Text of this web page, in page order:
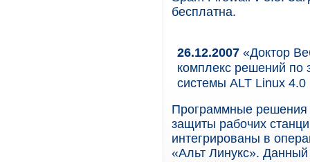
бесплатна.
26.12.2007 «Доктор
комплекс решений по
системы ALT Linux 4.0
Программные решения
защиты рабочих
интегрированы в
«Альт Линукс».